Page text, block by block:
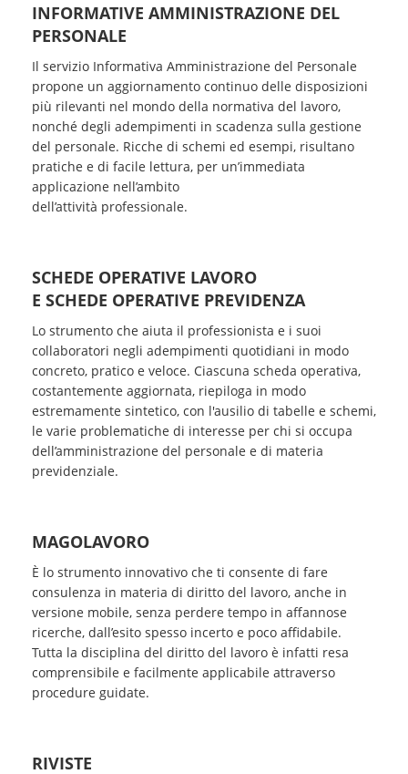
INFORMATIVE AMMINISTRAZIONE DEL
PERSONALE
Il servizio Informativa Amministrazione del Personale
propone un aggiornamento continuo delle disposizioni
più rilevanti nel mondo della normativa del lavoro,
nonché degli adempimenti in scadenza sulla gestione
del personale. Ricche di schemi ed esempi, risultano
pratiche e di facile lettura, per un’immediata
applicazione nell’ambito
dell’attività professionale.
SCHEDE OPERATIVE LAVORO
E SCHEDE OPERATIVE PREVIDENZA
Lo strumento che aiuta il professionista e i suoi
collaboratori negli adempimenti quotidiani in modo
concreto, pratico e veloce. Ciascuna scheda operativa,
costantemente aggiornata, riepiloga in modo
estremamente sintetico, con l'ausilio di tabelle e schemi,
le varie problematiche di interesse per chi si occupa
dell’amministrazione del personale e di materia
previdenziale.
MAGOLAVORO
È lo strumento innovativo che ti consente di fare
consulenza in materia di diritto del lavoro, anche in
versione mobile, senza perdere tempo in affannose
ricerche, dall’esito spesso incerto e poco affidabile.
Tutta la disciplina del diritto del lavoro è infatti resa
comprensibile e facilmente applicabile attraverso
procedure guidate.
RIVISTE